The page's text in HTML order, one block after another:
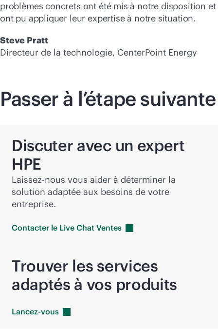
problèmes concrets ont été mis à notre disposition et
ont pu appliquer leur expertise à notre situation.
Steve Pratt
Directeur de la technologie, CenterPoint Energy
Passer à l’étape suivante
Discuter avec un expert
HPE
Laissez-nous vous aider à déterminer la
solution adaptée aux besoins de votre
entreprise.
Contacter le Live Chat Ventes
Trouver les services
adaptés à vos produits
Lancez-vous